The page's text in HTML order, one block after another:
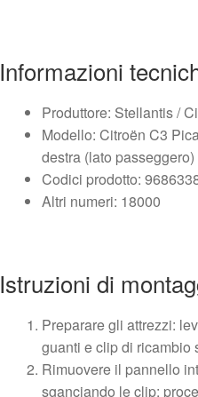
Informazioni
Produttore: Stellantis /
Modello: Citroën C3
destra (lato passeggero)
Codici prodotto:
Altri numeri: 18000
Istruzioni di
Preparare gli attrezzi:
guanti e clip di ricambio
Rimuovere il pannello
sganciando le clip;